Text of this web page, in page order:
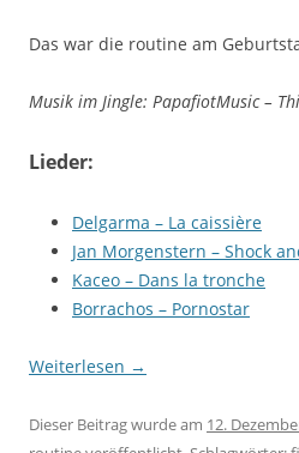
Das war die routine am
Musik im Jingle: PapafiotMusic –
Lieder:
Delgarma – La caissière
Jan Morgenstern – Shock
Kaceo – Dans la tronche
Borrachos – Pornostar
Weiterlesen →
Dieser Beitrag wurde am 12.